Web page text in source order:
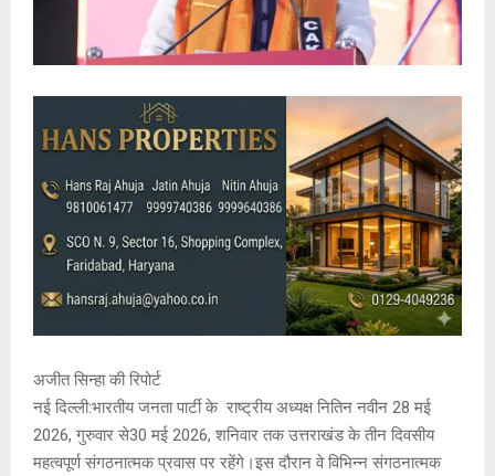
अजीत सिन्हा की रिपोर्ट
नई दिल्ली:भारतीय जनता पार्टी के राष्ट्रीय अध्यक्ष नितिन नवीन 28 मई
2026, गुरुवार से30 मई 2026, शनिवार तक उत्तराखंड के तीन दिवसीय
महत्वपूर्ण संगठनात्मक प्रवास पर रहेंगे।इस दौरान वे विभिन्न संगठनात्मक